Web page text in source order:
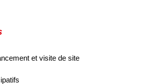
et visite de site